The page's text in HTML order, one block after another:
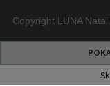
Copyright LUNA